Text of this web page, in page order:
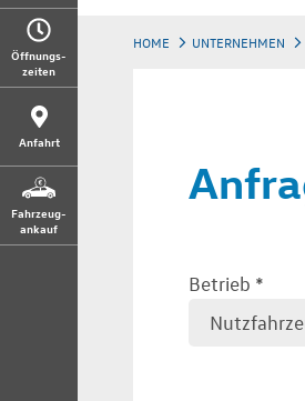
Öffnungs-
zeiten
Anfahrt
Fahrzeug-
ankauf
HOME UNTERNEHMEN
Betrieb *